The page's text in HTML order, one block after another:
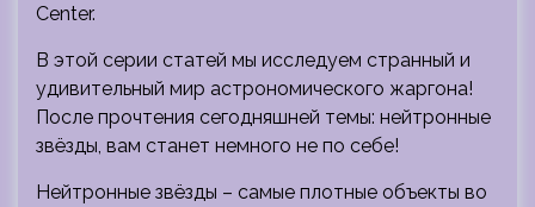
Center.
В этой серии статей мы исследуем странный и
удивительный мир астрономического жаргона!
После прочтения сегодняшней темы: нейтронные
звёзды, вам станет немного не по себе!
Нейтронные звёзды – самые плотные объекты во